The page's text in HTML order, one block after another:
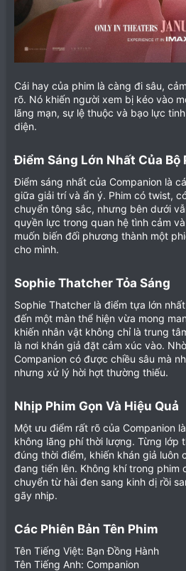
Cái hay của phim là càng đi sâu,
rõ. Nó khiến người xem bị kéo vào
lãng mạn, sự lệ thuộc và bạo lực
diện.
Điểm Sáng Lớn Nhất Của Bộ
Điểm sáng nhất của Companion là
giữa giải trí và ẩn ý. Phim có twist,
chuyển tông sắc, nhưng bên dưới
quyền lực trong quan hệ tình cảm
muốn biến đối phương thành một
cho mình.
Sophie Thatcher Tỏa Sáng​
Sophie Thatcher là điểm tựa lớn
đến một màn thể hiện vừa mong
khiến nhân vật không chỉ là trung
là nơi khán giả đặt cảm xúc vào.
Companion có được chiều sâu mà
nhưng xử lý hời hợt thường thiếu.
Nhịp Phim Gọn Và Hiệu Quả​
Một ưu điểm rất rõ của Companion
không lãng phí thời lượng. Từng lớp
đúng thời điểm, khiến khán giả luôn
đang tiến lên. Không khí trong phim
chuyển từ hài đen sang kinh dị rồi
gãy nhịp.
Các Phiên Bản Tên Phim​
Tên Tiếng Việt: Bạn Đồng Hành
Tên Tiếng Anh: Companion